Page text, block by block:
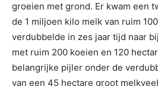
groeien met grond. Er kwam een
de 1 miljoen kilo melk van ruim
verdubbelde in zes jaar tijd naar
met ruim 200 koeien en 120
belangrijke pijler onder de
van een 45 hectare groot